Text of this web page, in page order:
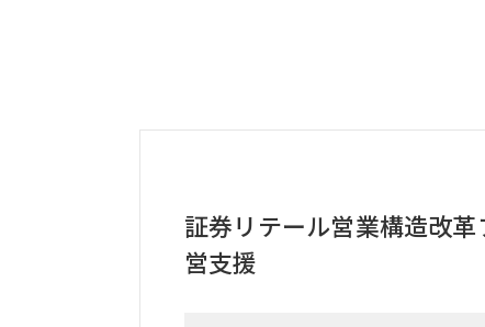
証券リテール営業構造改
営支援